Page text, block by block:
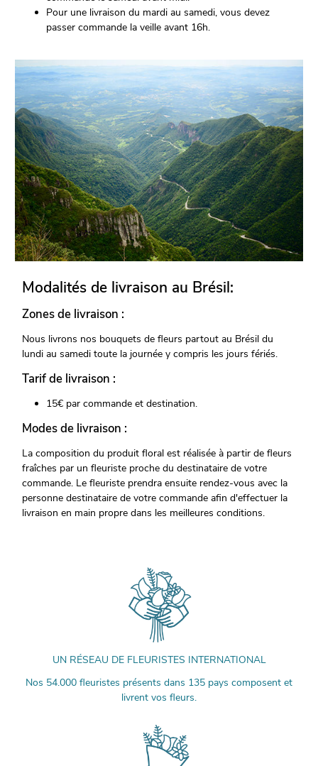
Pour une livraison du mardi au samedi, vous devez
passer commande la veille avant 16h.
Modalités de livraison au Brésil:
Zones de livraison :
Nous livrons nos bouquets de fleurs partout au Brésil du
lundi au samedi toute la journée y compris les jours fériés.
Tarif de livraison :
15€ par commande et destination.
Modes de livraison :
La composition du produit floral est réalisée à partir de fleurs
fraîches par un fleuriste proche du destinataire de votre
commande. Le fleuriste prendra ensuite rendez-vous avec la
personne destinataire de votre commande afin d'effectuer la
livraison en main propre dans les meilleures conditions.
UN RÉSEAU DE FLEURISTES INTERNATIONAL
Nos 54.000 fleuristes présents dans 135 pays composent et
livrent vos fleurs.